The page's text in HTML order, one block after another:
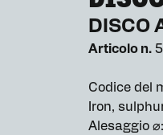
DISCO
Articolo n.
Codice del
Iron,
Alesaggio